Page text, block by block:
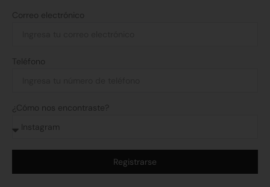
Correo electrónico
Teléfono
¿Cómo nos encontraste?
Registrarse